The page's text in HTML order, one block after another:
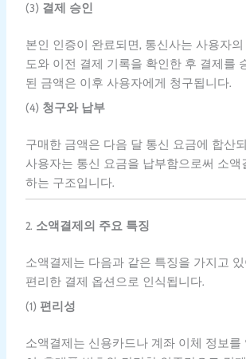
(3) 결제 승인
본인 인증이 완료되면, 통신사는 사용자
도와 이전 결제 기록을 확인한 후 결제를
된 금액은 이후 사용자에게 청구됩니다.
(4) 청구와 납부
구매한 금액은 다음 달 통신 요금에 합산
사용자는 통신 요금을 납부함으로써 소액
하는 구조입니다.
2. 소액결제의 주요 특징
소액결제는 다음과 같은 특징을 가지고 있
편리한 결제 옵션으로 인식됩니다.
(1) 편리성
소액결제는 신용카드나 계좌 이체 정보를